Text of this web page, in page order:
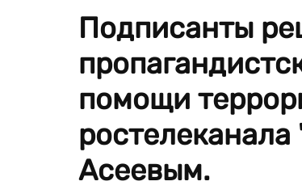
Подписанты
помощи
Асеевым.